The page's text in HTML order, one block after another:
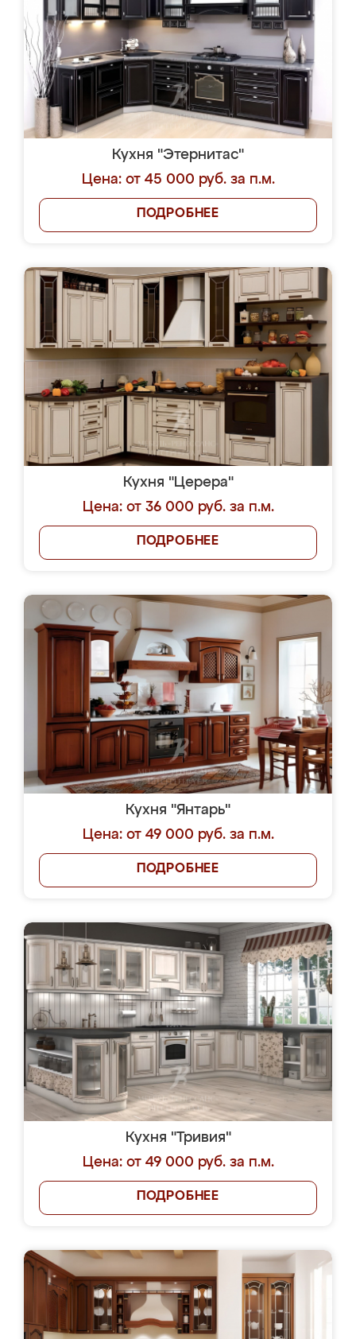
Кухня "Этернитас"
Цена: от 45 000 руб. за п.м.
ПОДРОБНЕЕ
Кухня "Церера"
Цена: от 36 000 руб. за п.м.
ПОДРОБНЕЕ
Кухня "Янтарь"
Цена: от 49 000 руб. за п.м.
ПОДРОБНЕЕ
Кухня "Тривия"
Цена: от 49 000 руб. за п.м.
ПОДРОБНЕЕ